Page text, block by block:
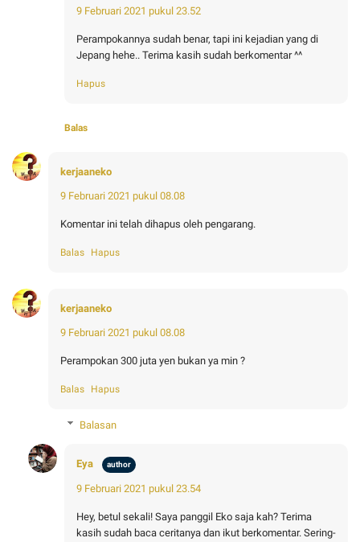
9 Februari 2021 pukul 23.52
Perampokannya sudah benar, tapi ini kejadian yang di
Jepang hehe.. Terima kasih sudah berkomentar ^^
Hapus
Balas
kerjaaneko
9 Februari 2021 pukul 08.08
Komentar ini telah dihapus oleh pengarang.
Balas Hapus
kerjaaneko
9 Februari 2021 pukul 08.08
Perampokan 300 juta yen bukan ya min ?
Balas Hapus
Balasan
Eya
9 Februari 2021 pukul 23.54
Hey, betul sekali! Saya panggil Eko saja kah? Terima
kasih sudah baca ceritanya dan ikut berkomentar. Sering-